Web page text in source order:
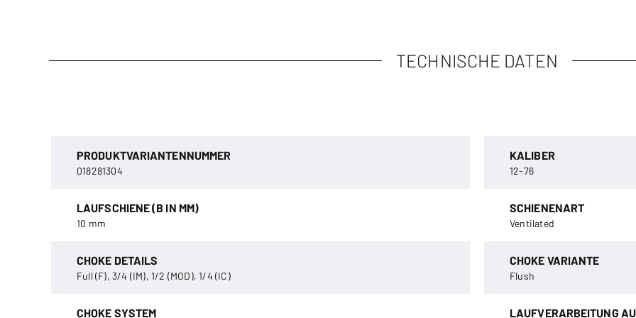
TECHNISCHE DATEN
PRODUKTVARIANTENNUMMER
018281304
KALIBER
12-76
LAUFSCHIENE (B IN MM)
10 mm
SCHIENENART
Ventilated
CHOKE DETAILS
Full (F), 3/4 (IM), 1/2 (MOD), 1/4 (IC)
CHOKE VARIANTE
Flush
CHOKE SYSTEM LAUFVERARBEITUNG